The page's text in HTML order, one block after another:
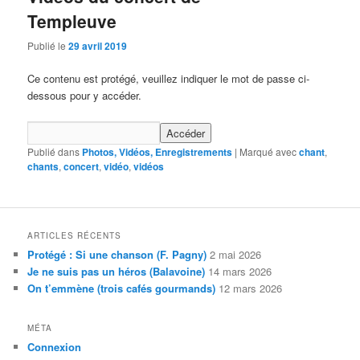
Templeuve
Publié le29 avril 2019
Ce contenu est protégé, veuillez indiquer le mot de passe ci-
dessous pour y accéder.
Publié dans Photos, Vidéos, Enregistrements | Marqué avecchant,
chants,concert,vidéo,vidéos
ARTICLES RÉCENTS
Protégé : Si une chanson (F. Pagny) 2 mai 2026
Je ne suis pas un héros (Balavoine) 14 mars 2026
On t’emmène (trois cafés gourmands) 12 mars 2026
MÉTA
Connexion